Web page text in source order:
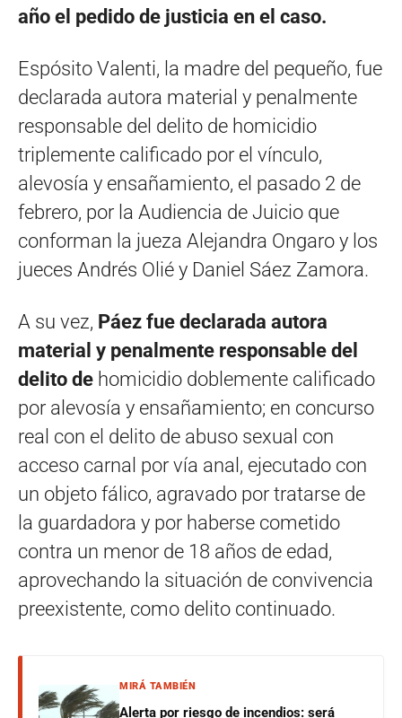
año el pedido de justicia en el caso.
Espósito Valenti, la madre del pequeño, fue
declarada autora material y penalmente
responsable del delito de homicidio
triplemente calificado por el vínculo,
alevosía y ensañamiento, el pasado 2 de
febrero, por la Audiencia de Juicio que
conforman la jueza Alejandra Ongaro y los
jueces Andrés Olié y Daniel Sáez Zamora.
A su vez, Páez fue declarada autora
material y penalmente responsable del
delito de homicidio doblemente calificado
por alevosía y ensañamiento; en concurso
real con el delito de abuso sexual con
acceso carnal por vía anal, ejecutado con
un objeto fálico, agravado por tratarse de
la guardadora y por haberse cometido
contra un menor de 18 años de edad,
aprovechando la situación de convivencia
preexistente, como delito continuado.
MIRÁ TAMBIÉN
Alerta por riesgo de incendios: será